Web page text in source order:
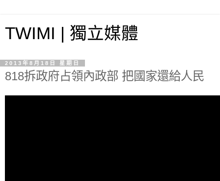
TWIMI | 獨立媒體
2013年8月18日 星期日
818拆政府占領內政部 把國家還給人民